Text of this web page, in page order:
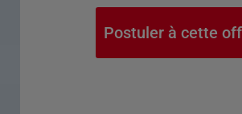
Postuler à cette